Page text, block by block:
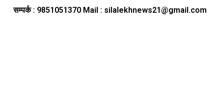
सम्पर्क : 9851051370 Mail : silalekhnews21@gmail.com